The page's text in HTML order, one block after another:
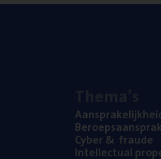
Cyber& fraude
Intel­lec­tu­al